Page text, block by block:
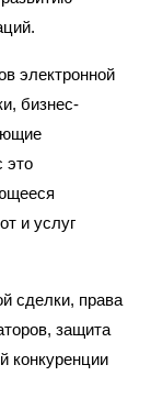
электронной
бизнес-
это
и услуг
сделки, права
защита
конкуренции